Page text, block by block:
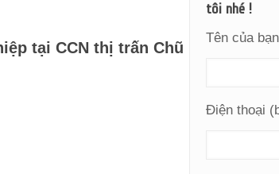
tại CCN thị trấn Chũ
tôi nhé !
Tên của
Điện thoại